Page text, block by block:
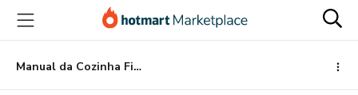
para
conteúdo
principal
para
pagamento
para
rodapé
Manual da Cozinha Fit: Kit de Organização da Cozinha Com Guias, Listas, Planners e Planilhas